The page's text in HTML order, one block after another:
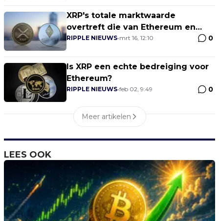
XRP's totale marktwaarde
overtreft die van Ethereum en
bereikt $240 miljard
RIPPLE NIEUWS•mrt 16, 12:10 0
Is XRP een echte bedreiging voor
Ethereum?
RIPPLE NIEUWS•feb 02, 9:49 0
Meer artikelen
LEES OOK